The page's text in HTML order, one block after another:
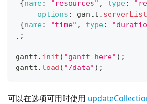
{name: "resources" , type:
options : gantt . serverList
{name: "time" , type:
] ;
gantt . init ( "gantt_here" ) ;
gantt . load ( "/data" ) ;
可以在选项可用时使用